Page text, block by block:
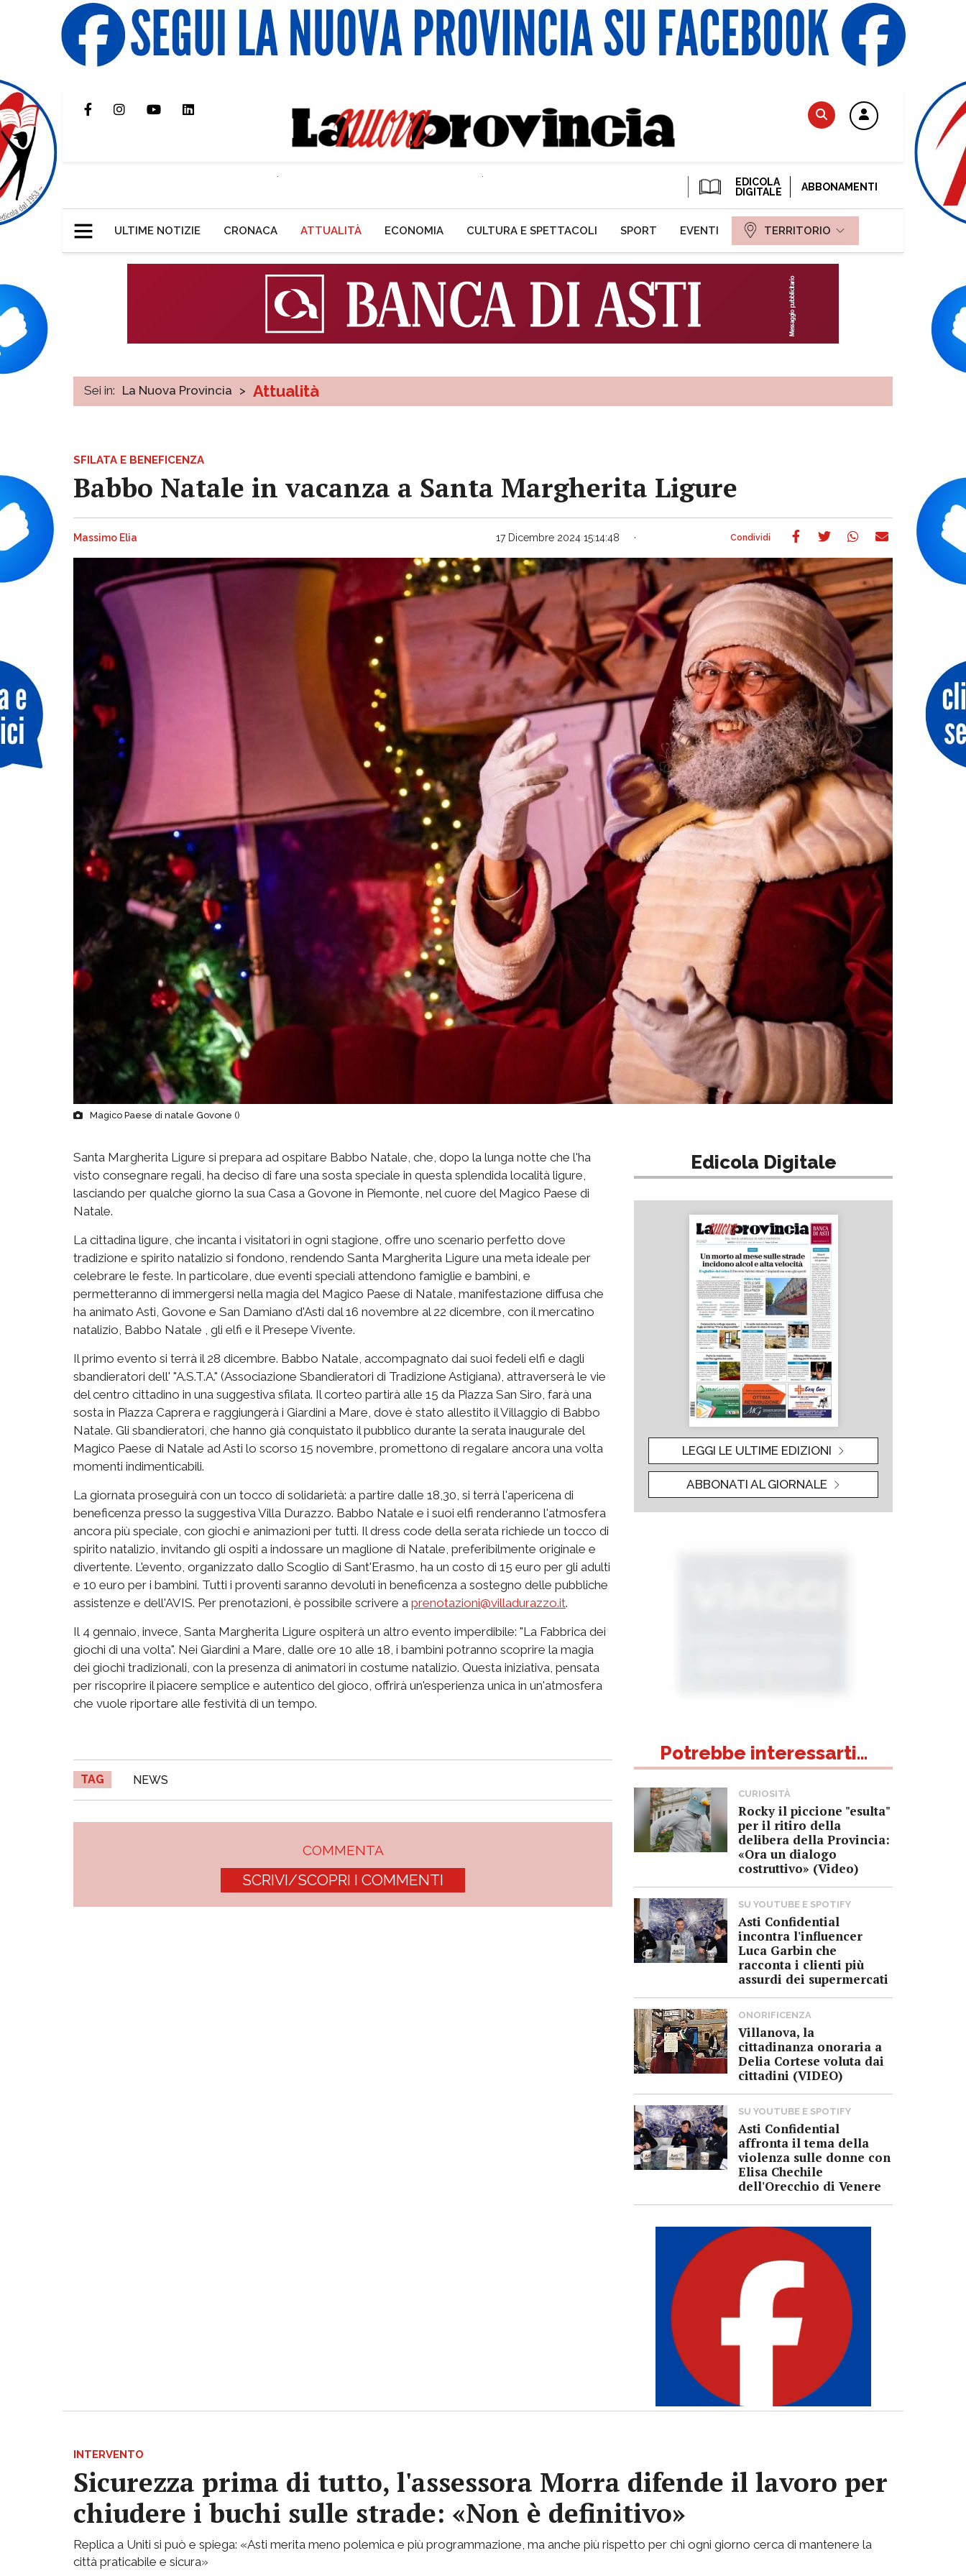
EDICOLA
DIGITALE
ABBONAMENTI
ULTIME NOTIZIE CRONACA ATTUALITÀ ECONOMIA CULTURA E SPETTACOLI SPORT EVENTI TERRITORIO
Sei in: La Nuova Provincia > Attualità
SFILATA E BENEFICENZA
Babbo Natale in vacanza a Santa Margherita Ligure
Massimo Elia 17 Dicembre 2024 15:14:48
Magico Paese di natale Govone ()
Santa Margherita Ligure si prepara ad ospitare Babbo Natale, che, dopo la lunga notte che l'ha
visto consegnare regali, ha deciso di fare una sosta speciale in questa splendida località ligure,
lasciando per qualche giorno la sua Casa a Govone in Piemonte, nel cuore del Magico Paese di
Natale.
La cittadina ligure, che incanta i visitatori in ogni stagione, offre uno scenario perfetto dove
tradizione e spirito natalizio si fondono, rendendo Santa Margherita Ligure una meta ideale per
celebrare le feste. In particolare, due eventi speciali attendono famiglie e bambini, e
permetteranno di immergersi nella magia del Magico Paese di Natale, manifestazione diffusa che
ha animato Asti, Govone e San Damiano d'Asti dal 16 novembre al 22 dicembre, con il mercatino
natalizio, Babbo Natale , gli elfi e il Presepe Vivente.
Il primo evento si terrà il 28 dicembre. Babbo Natale, accompagnato dai suoi fedeli elfi e dagli
sbandieratori dell' "A.S.T.A." (Associazione Sbandieratori di Tradizione Astigiana), attraverserà le vie
del centro cittadino in una suggestiva sfilata. Il corteo partirà alle 15 da Piazza San Siro, farà una
sosta in Piazza Caprera e raggiungerà i Giardini a Mare, dove è stato allestito il Villaggio di Babbo
Natale. Gli sbandieratori, che hanno già conquistato il pubblico durante la serata inaugurale del
Magico Paese di Natale ad Asti lo scorso 15 novembre, promettono di regalare ancora una volta
momenti indimenticabili.
La giornata proseguirà con un tocco di solidarietà: a partire dalle 18,30, si terrà l'apericena di
beneficenza presso la suggestiva Villa Durazzo. Babbo Natale e i suoi elfi renderanno l'atmosfera
ancora più speciale, con giochi e animazioni per tutti. Il dress code della serata richiede un tocco di
spirito natalizio, invitando gli ospiti a indossare un maglione di Natale, preferibilmente originale e
divertente. L'evento, organizzato dallo Scoglio di Sant'Erasmo, ha un costo di 15 euro per gli adulti
e 10 euro per i bambini. Tutti i proventi saranno devoluti in beneficenza a sostegno delle pubbliche
assistenze e dell'AVIS. Per prenotazioni, è possibile scrivere a prenotazioni@villadurazzo.it.
Il 4 gennaio, invece, Santa Margherita Ligure ospiterà un altro evento imperdibile: "La Fabbrica dei
giochi di una volta". Nei Giardini a Mare, dalle ore 10 alle 18, i bambini potranno scoprire la magia
dei giochi tradizionali, con la presenza di animatori in costume natalizio. Questa iniziativa, pensata
per riscoprire il piacere semplice e autentico del gioco, offrirà un'esperienza unica in un'atmosfera
che vuole riportare alle festività di un tempo.
TAG NEWS
COMMENTA
SCRIVI/SCOPRI I COMMENTI
Edicola Digitale
LEGGI LE ULTIME EDIZIONI
ABBONATI AL GIORNALE
Potrebbe interessarti...
CURIOSITÀ
Rocky il piccione "esulta"
per il ritiro della
delibera della Provincia:
«Ora un dialogo
costruttivo» (Video)
SU YOUTUBE E SPOTIFY
Asti Confidential
incontra l'influencer
Luca Garbin che
racconta i clienti più
assurdi dei supermercati
ONORIFICENZA
Villanova, la
cittadinanza onoraria a
Delia Cortese voluta dai
cittadini (VIDEO)
SU YOUTUBE E SPOTIFY
Asti Confidential
affronta il tema della
violenza sulle donne con
Elisa Chechile
dell'Orecchio di Venere
INTERVENTO
Sicurezza prima di tutto, l'assessora Morra difende il lavoro per
chiudere i buchi sulle strade: «Non è definitivo»
Replica a Uniti si può e spiega: «Asti merita meno polemica e più programmazione, ma anche più rispetto per chi ogni giorno cerca di mantenere la
città praticabile e sicura»